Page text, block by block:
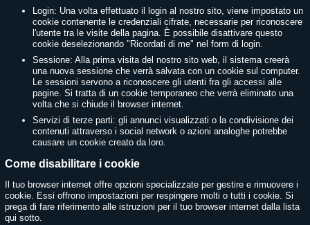
Login: Una volta effettuato il login al nostro sito, viene impostato un
cookie contenente le credenziali cifrate, necessarie per riconoscere
l'utente tra le visite della pagina. È possibile disattivare questo
cookie deselezionando "Ricordati di me" nel form di login.
Sessione: Alla prima visita del nostro sito web, il sistema creerà
una nuova sessione che verrà salvata con un cookie sul computer.
Le sessioni servono a riconoscere gli utenti fra gli accessi alle
pagine. Si tratta di un cookie temporaneo che verrà eliminato una
volta che si chiude il browser internet.
Servizi di terze parti: gli annunci visualizzati o la condivisione dei
contenuti attraverso i social network o azioni analoghe potrebbe
causare un cookie creato da loro.
Come disabilitare i cookie
Il tuo browser internet offre opzioni specializzate per gestire e rimuovere i
cookie. Essi offrono impostazioni per respingere molti o tutti i cookie. Si
prega di fare riferimento alle istruzioni per il tuo browser internet dalla lista
qui sotto.